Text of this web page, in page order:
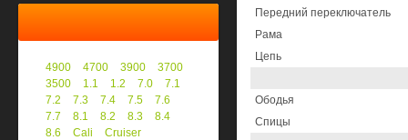
4900 4700 3900
3700
3500
1.1 1.2 7.0
7.1
7.2
7.3 7.4 7.5
7.6
7.7
8.1 8.2 8.3
8.4
8.6
Cali
Cruiser
Передний переключатель
Рама
Цепь
Ободья
Спицы